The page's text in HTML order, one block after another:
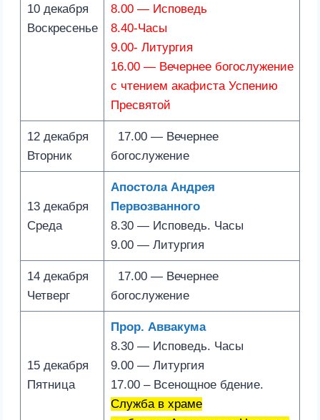
10 декабря
Воскресенье
8.00 — Исповедь
8.40-Часы
9.00- Литургия
16.00 — Вечернее богослужение
с чтением акафиста Успению
Пресвятой
12 декабря
Вторник
17.00 — Вечернее
богослужение
13 декабря
Среда
Апостола Андрея
Первозванного
8.30 — Исповедь. Часы
9.00 — Литургия
14 декабря
Четверг
17.00 — Вечернее
богослужение
15 декабря
Пятница
Прор. Аввакума
8.30 — Исповедь. Часы
9.00 — Литургия
17.00 – Всенощное бдение.
Служба в храме